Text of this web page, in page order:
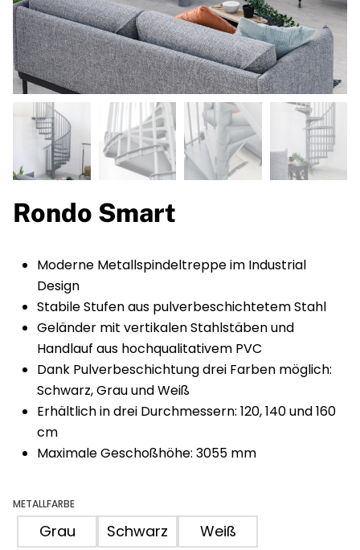
Rondo Smart
Moderne Metallspindeltreppe im Industrial
Design
Stabile Stufen aus pulverbeschichtetem Stahl
Geländer mit vertikalen Stahlstäben und
Handlauf aus hochqualitativem PVC
Dank Pulverbeschichtung drei Farben möglich:
Schwarz, Grau und Weiß
Erhältlich in drei Durchmessern: 120, 140 und 160
cm
Maximale Geschoßhöhe: 3055 mm
METALLFARBE
Grau Schwarz Weiß